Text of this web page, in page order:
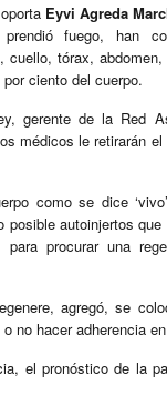
Eyvi Agreda
fuego, han
cuello, tórax,
ciento del cuerpo.
gerente de la Red
médicos le retirarán
como se dice
posible autoinjertos
para procurar una
agregó, se
no hacer adherencia
el pronóstico de la